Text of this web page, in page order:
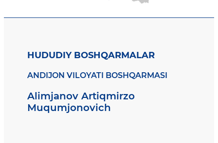
HUDUDIY BOSHQARMALAR
ANDIJON VILOYATI BOSHQARMASI
Alimjanov Artiqmirzo
Muqumjonovich